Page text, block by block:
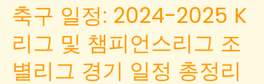
축구 일정: 2024-2025 K
리그 및 챔피언스리그 조
별리그 경기 일정 총정리